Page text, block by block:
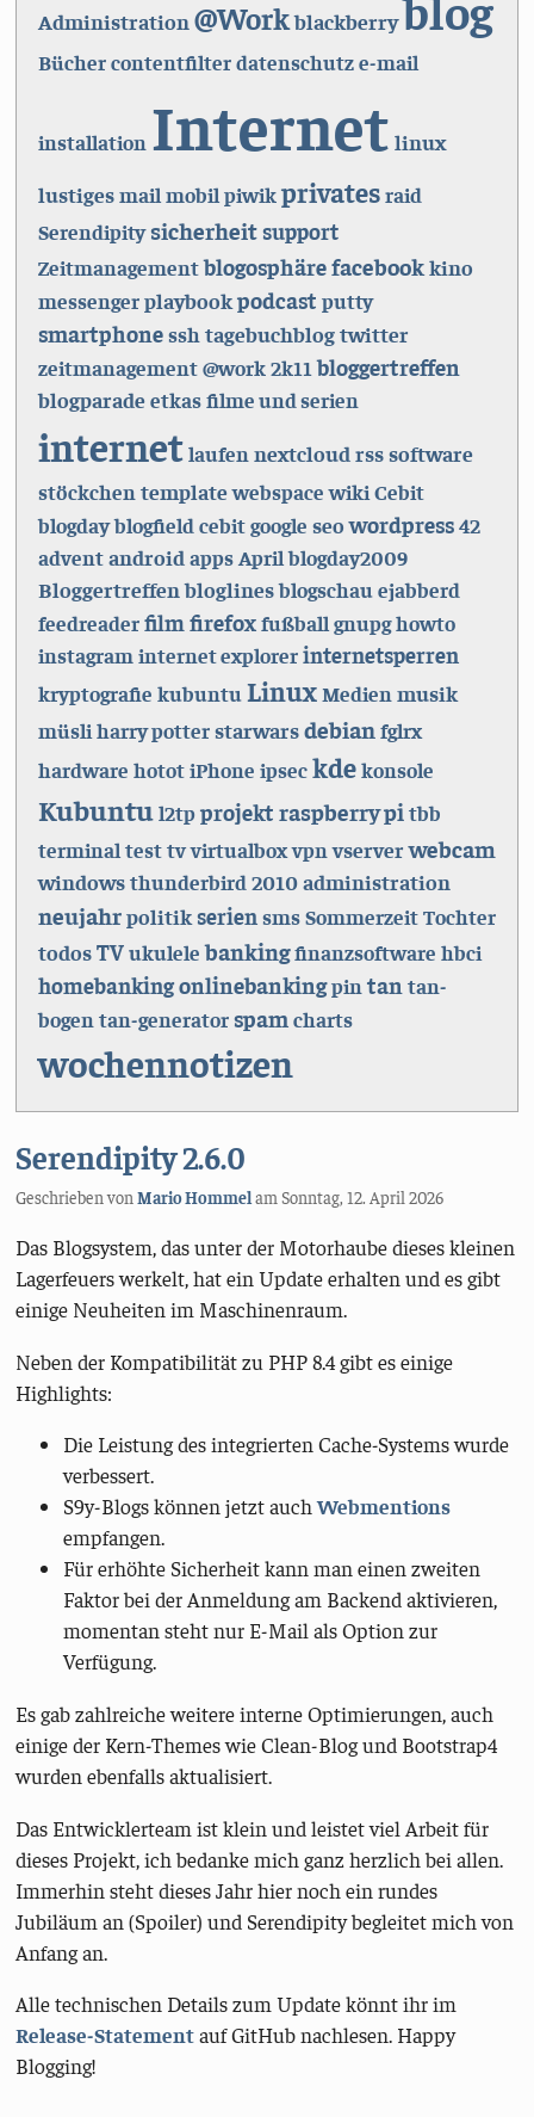
Administration @Workblackberry
Büchercontentfilterdatenschutze-mail
installation Internet linux
lustigesmail mobil piwikprivatesraid
Serendipitysicherheitsupport
Zeitmanagementblogosphärefacebookkino
messengerplaybookpodcast putty
smartphonessh tagebuchblogtwitter
zeitmanagement@work2k11 bloggertreffen
blogparadeetkasfilme und serien
internetlaufen nextcloud rsssoftware
stöckchen templatewebspace wiki Cebit
blogdayblogfield cebitgoogle seo wordpress42
adventandroid appsApril blogday2009
Bloggertreffen bloglinesblogschauejabberd
feedreaderfilm firefoxfußball gnupghowto
instagram internet explorerinternetsperren
kryptografie kubuntuLinuxMedien musik
müsli harry potterstarwarsdebian fglrx
hardware hototiPhone ipseckdekonsole
Kubuntul2tpprojekt raspberry pitbb
terminal testtvvirtualboxvpn vserver webcam
windowsthunderbird 2010administration
neujahrpolitikseriensmsSommerzeitTochter
todosTVukulele bankingfinanzsoftware hbci
homebankingonlinebankingpin tan tan-
bogen tan-generatorspam charts
wochennotizen
Serendipity 2.6.0
Geschrieben vonMario HommelamSonntag, 12. April 2026
Das Blogsystem, das unter der Motorhaube dieses kleinen
Lagerfeuers werkelt, hat ein Update erhalten und es gibt
einige Neuheiten im Maschinenraum.
Neben der Kompatibilität zu PHP 8.4 gibt es einige
Highlights:
Die Leistung des integrierten Cache-Systems wurde
verbessert.
S9y-Blogs können jetzt auchWebmentions
empfangen.
Für erhöhte Sicherheit kann man einen zweiten
Faktor bei der Anmeldung am Backend aktivieren,
momentan steht nur E-Mail als Option zur
Verfügung.
Es gab zahlreiche weitere interne Optimierungen, auch
einige der Kern-Themes wie Clean-Blog und Bootstrap4
wurden ebenfalls aktualisiert.
Das Entwicklerteam ist klein und leistet viel Arbeit für
dieses Projekt, ich bedanke mich ganz herzlich bei allen.
Immerhin steht dieses Jahr hier noch ein rundes
Jubiläum an (Spoiler) und Serendipity begleitet mich von
Anfang an.
Alle technischen Details zum Update könnt ihr im
Release-Statementauf GitHub nachlesen. Happy
Blogging!